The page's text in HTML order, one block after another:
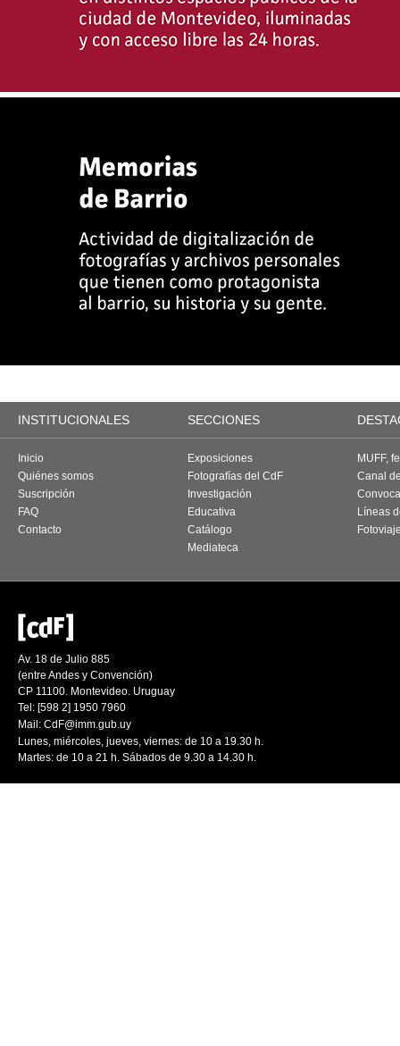
INSTITUCIONALES SECCIONES
Inicio
Quiénes somos
Suscripción
FAQ
Contacto
Exposiciones
Fotografías del CdF
Investigación
Educativa
Catálogo
Mediateca
MUFF,
Canal
Líneas
Av. 18 de Julio 885
(entre Andes y Convención)
CP 11100. Montevideo. Uruguay
Tel: [598 2] 1950 7960
Mail: CdF@imm.gub.uy
Lunes, miércoles, jueves, viernes: de 10 a 19.30 h.
Martes: de 10 a 21 h. Sábados de 9.30 a 14.30 h.